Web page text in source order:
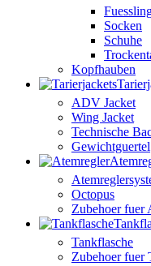
Socken
Schuhe
Kopfhauben
ADV Jacket
Wing Jacket
Technische
Gewichtguertel
Octopus
Zubehoer fuer
Tankflasche
Zubehoer fuer